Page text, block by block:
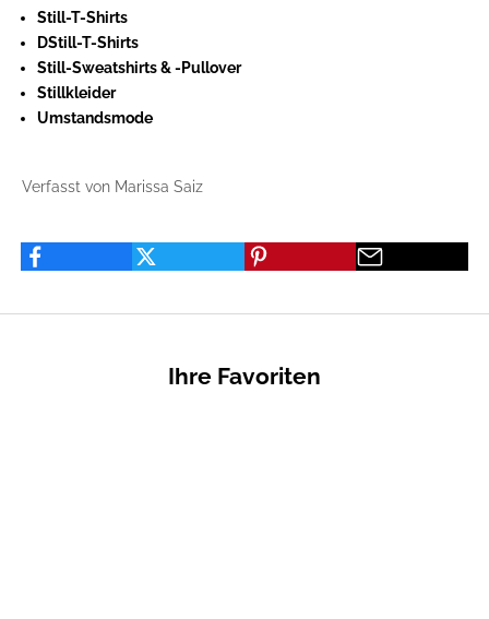
Still-T-Shirts
DStill-T-Shirts
Still-Sweatshirts & -Pullover
Stillkleider
Umstandsmode
Verfasst von Marissa Saiz
Ihre Favoriten